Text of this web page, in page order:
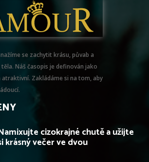
se zachytit krásu, půvab a
Náš časopis je definován jako
Zakládáme si na tom, aby
cizokrajné chutě a užijte
krásný večer ve dvou